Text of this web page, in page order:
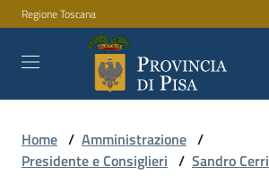
Vai al contenuto
Vai alla navigazione
Vai al footer
Regione Toscana
Amministrazione
Home / Amministrazione /
Presidente e Consiglieri / Sandro Cerri